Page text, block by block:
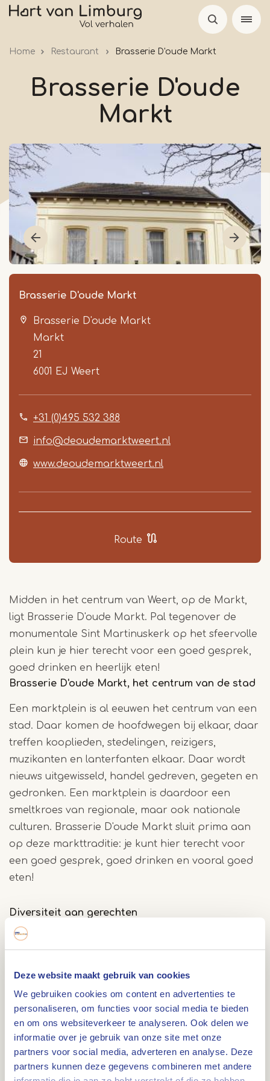
Deze website maakt gebruik van cookies
We gebruiken cookies om content en advertenties te
personaliseren, om functies voor social media te bieden
en om ons websiteverkeer te analyseren. Ook delen we
informatie over je gebruik van onze site met onze
partners voor social media, adverteren en analyse. Deze
partners kunnen deze gegevens combineren met andere
Overslaan
inhoud
Home Restaurant Brasserie D'oude Markt
Brasserie D'oude
Markt
Brasserie D'oude Markt
Brasserie D'oude Markt
Markt
21
6001 EJ Weert
+31 (0)495 532 388
info@deoudemarktweert.nl
www.deoudemarktweert.nl
Route
Midden in het centrum van Weert, op de Markt,
ligt Brasserie D'oude Markt. Pal tegenover de
monumentale Sint Martinuskerk op het sfeervolle
plein kun je hier terecht voor een goed gesprek,
goed drinken en heerlijk eten!
Brasserie D'oude Markt, het centrum van de stad
Een marktplein is al eeuwen het centrum van een
stad. Daar komen de hoofdwegen bij elkaar, daar
treffen kooplieden, stedelingen, reizigers,
muzikanten en lanterfanten elkaar. Daar wordt
nieuws uitgewisseld, handel gedreven, gegeten en
gedronken. Een marktplein is daardoor een
smeltkroes van regionale, maar ook nationale
culturen. Brasserie D'oude Markt sluit prima aan
op deze markttraditie: je kunt hier terecht voor
een goed gesprek, goed drinken en vooral goed
eten!
Diversiteit aan gerechten
Tijdens de lunch of diner kan je bij Brasserie
heerlijke gerechten. Ook staan er tal van
tapasgerechten op de kaart. Lekker op het grote
terras als borrelhap of maaltijd. Het is goed
toeven buiten onder de overkapping of parasols.
Heb je niet zo’n grote trek? Veel van de maaltijden
zijn in grote of kleine porties te bestellen.